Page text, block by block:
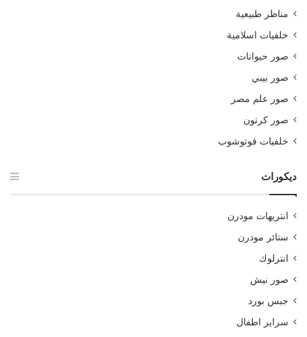
مناظر طبيعية
خلفيات اسلامية
صور حيوانات
صور بيبي
صور علم مصر
صور كرتون
خلفيات فوتوشوب
ديكورات
انتريهات مودرن
ستائر مودرن
انترلوك
صور نيش
جبس بورد
سراير اطفال